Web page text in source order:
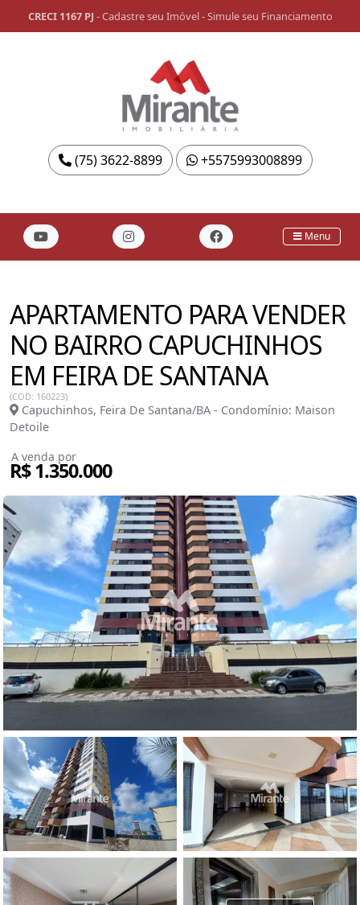
CRECI 1167 PJ -Cadastre seu Imóvel-Simule seu Financiamento
(75) 3622-8899 +5575993008899
Menu
APARTAMENTO PARA VENDER
NO BAIRRO CAPUCHINHOS
EM FEIRA DE SANTANA
(COD: 160223)
Capuchinhos, Feira De Santana/BA - Condomínio: Maison
Detoile
A venda por
R$ 1.350.000